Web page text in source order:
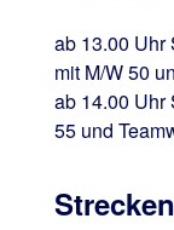
ab 13.00 Uhr
mit M/W 50
ab 14.00 Uhr
55 und